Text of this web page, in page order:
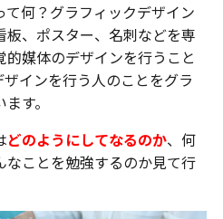
何？グラフィックデザイン
、ポスター、名刺などを専
媒体のデザインを行うこと
インを行う人のことをグラ
す。
どのようにしてなるのか、何
ことを勉強するのか見て行